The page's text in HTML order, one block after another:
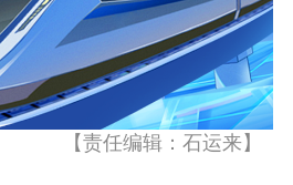
【责任编辑：石运来】